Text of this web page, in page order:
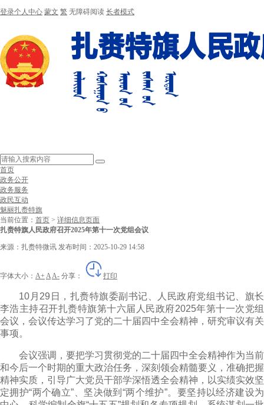
登录个人中心 蒙文 繁 无障碍阅读 长者模式
首页
政务公开
政务服务
政民互动
魅丽扎赉特旗
当前位置： 首页 > 详细信息页面
扎赉特旗人民政府召开2025年第十一次党组会议
来源：扎赉特微讯 发布时间：2025-10-29 14:58
字体大小： A+ AA- 分享： 打印
10月29日，扎赉特旗委副书记、人民政府党组书记、旗长
李浩主持召开扎赉特旗第十六届人民政府2025年第十一次党组
会议，会议传达学习了党的二十届四中全会精神，研究审议有关
事项。
会议强调，要把学习贯彻党的二十届四中全会精神作为当前
和今后一个时期的重大政治任务，深刻领会精髓要义，准确把握
精神实质，引导广大党员干部学深悟透全会精神，以实绩实效坚
定拥护“两个确立”、坚决做到“两个维护”。要坚持以经济建设为